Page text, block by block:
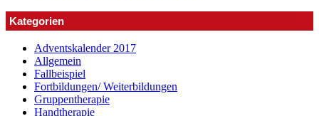
Kategorien
Adventskalender 2017
Allgemein
Fallbeispiel
Fortbildungen/ Weiterbildungen
Gruppentherapie
Handtherapie